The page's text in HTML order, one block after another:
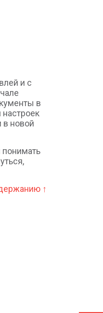
и с
в
в новой
понимать
↑